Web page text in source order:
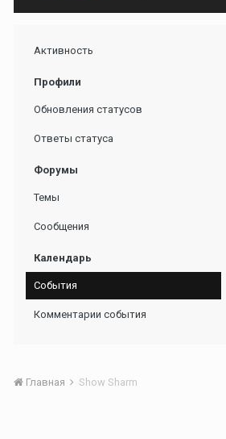
Активность
Профили
Обновления статусов
Ответы статуса
Форумы
Темы
Сообщения
Календарь
События
Комментарии события
Главная Show Sharm